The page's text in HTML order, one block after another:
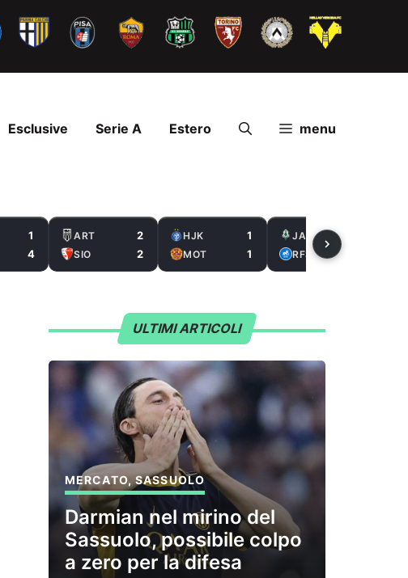
Esclusive Serie A Estero menu
1
4
ART 2
SIO 2
HJK 1
MOT 1
JAB
RFS
ULTIMI ARTICOLI
MERCATO,SASSUOLO
Darmian nel mirino del
Sassuolo, possibile colpo
a zero per la difesa